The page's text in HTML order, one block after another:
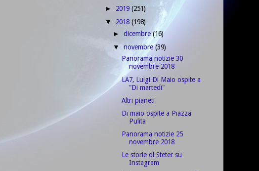
► 2019 (251)
▼ 2018 (198)
►dicembre(16)
▼novembre(39)
Panorama notizie 30
novembre 2018
LA7, Luigi Di Maio ospite a
"Di martedì"
Altri pianeti
Di maio ospite a Piazza
Pulita
Panorama notizie 25
novembre 2018
Le storie di Steter su
Instagram